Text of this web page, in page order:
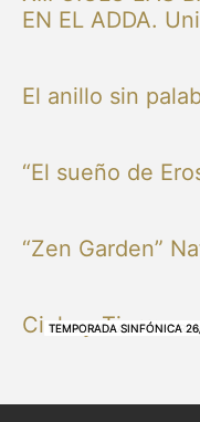
NUESTRAS BANDAS Y
NUESTRAS BANDAS Y
OTRAS MÚSICAS
NUESTRAS BANDAS Y
EN EL ADDA.
NUESTRAS BANDAS Y
El anillo sin
TEMPORADA SINFÓNICA
“El sueño de
TEMPORADA SINFÓNICA
“Zen Garden”
TEMPORADA SINFÓNICA
Cielo y Tierra
TEMPORADA SINFÓNICA